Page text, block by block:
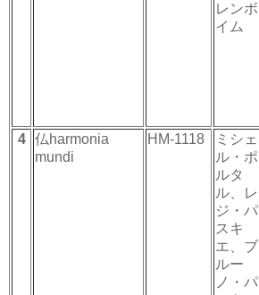
レンボ
イム
4
仏harmonia
mundi
HM-1118
ミシェ
ル・ポ
ルタ
ル、レ
ジ・パ
スキ
エ、ブ
ルー
ノ・パ